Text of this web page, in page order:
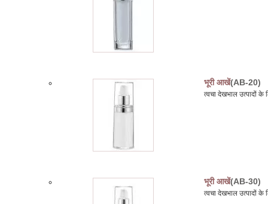
भूरी आखें(AB-20)
त्वचा देखभाल उत्पादों के
भूरी आखें(AB-30)
त्वचा देखभाल उत्पादों के